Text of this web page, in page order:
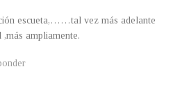
escueta,……tal vez más adelante
ampliamente.